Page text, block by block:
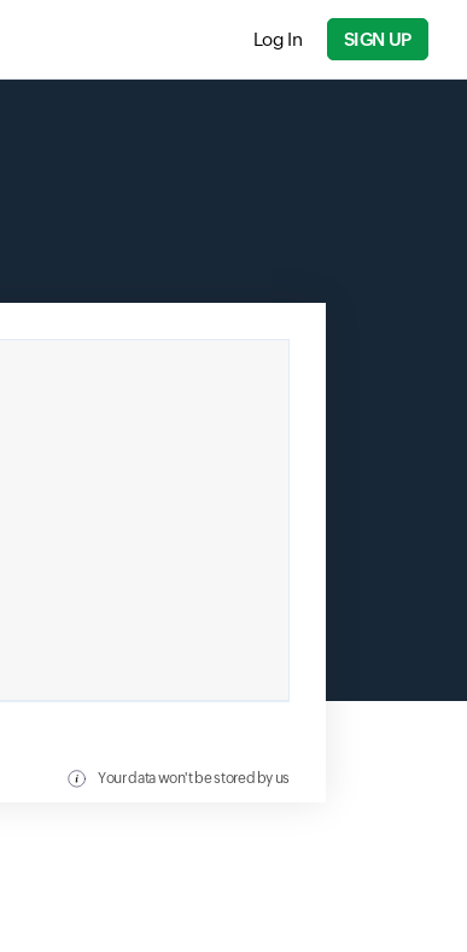
Log In SIGN UP
Your data won't be stored by us